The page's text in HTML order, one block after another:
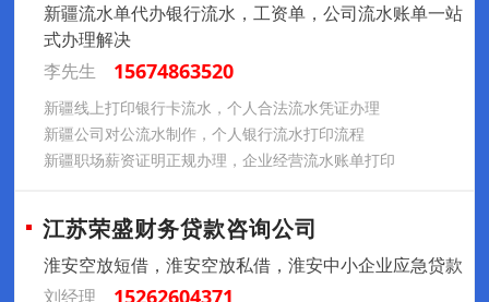
新疆流水单代办银行流水，工资单，公司流水账单一站
式办理解决
李先生
15674863520
新疆线上打印银行卡流水，个人合法流水凭证办理
新疆公司对公流水制作，个人银行流水打印流程
新疆职场薪资证明正规办理，企业经营流水账单打印
江苏荣盛财务贷款咨询公司
淮安空放短借，淮安空放私借，淮安中小企业应急贷款
刘经理
15262604371